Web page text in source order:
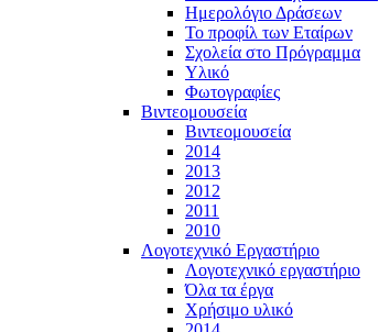
Ημερολόγιο Δράσεων
Το προφίλ των Εταίρων
Σχολεία στο Πρόγραμμα
Υλικό
Φωτογραφίες
Βιντεομουσεία
Βιντεομουσεία
2014
2013
2012
2011
2010
Λογοτεχνικό Εργαστήριο
Λογοτεχνικό εργαστήριο
Όλα τα έργα
Χρήσιμο υλικό